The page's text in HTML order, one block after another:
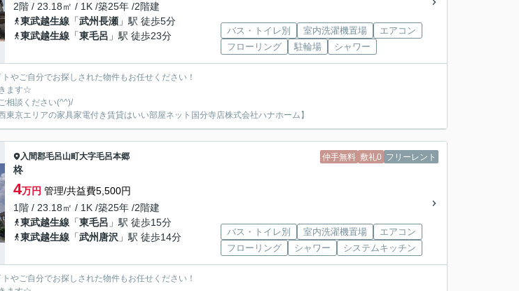
2階 / 23.18㎡ / 1K /築25年 /2階建
東武越生線 「武州長瀬 」駅 徒歩5分
東武越生線 「東毛呂 」駅 徒歩23分 バス・トイレ別 室内洗濯機置場
エアコン
フローリング
駐輪場 シャワー
やご自分でお探しされた物件もお任せください！
ます☆
相談ください(^^)/
東京エリアの家具家電付き賃貸はいい部屋ネット国分寺店株式会社ハナホーム】
仲手無料 敷礼0 フリーレント
入間郡毛呂山町大字毛呂本郷
柊
4万円 管理/共益費5,500円
1階 / 23.18㎡ / 1K /築25年 /2階建
東武越生線 「東毛呂 」駅 徒歩15分
東武越生線 「武州唐沢 」駅 徒歩14分 バス・トイレ別 室内洗濯機置場
エアコン
フローリング
シャワー システムキッチン
やご自分でお探しされた物件もお任せください！